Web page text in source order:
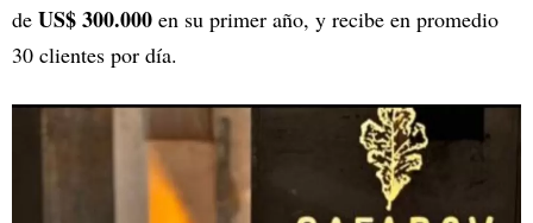
de US$ 300.000 en su primer año, y recibe en promedio
30 clientes por día.